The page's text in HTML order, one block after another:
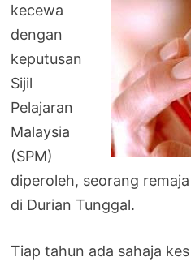
kecewa
dengan
keputusan
Sijil
Pelajaran
Malaysia
(SPM)
diperoleh, seorang
di Durian Tunggal.
Tiap tahun ada sahaja